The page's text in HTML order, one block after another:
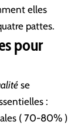
elles
pattes.
pour
se
:
( 70-80% )